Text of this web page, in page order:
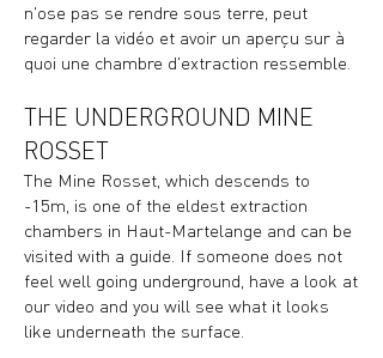
n'ose pas se rendre sous terre, peut
regarder la vidéo et avoir un aperçu sur à
quoi une chambre d'extraction ressemble.
THE UNDERGROUND MINE
ROSSET
The Mine Rosset, which descends to
-15m, is one of the eldest extraction
chambers in Haut-Martelange and can be
visited with a guide. If someone does not
feel well going underground, have a look at
our video and you will see what it looks
like underneath the surface.